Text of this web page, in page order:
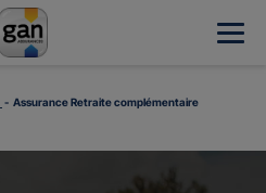
Assurance Retraite complémentaire